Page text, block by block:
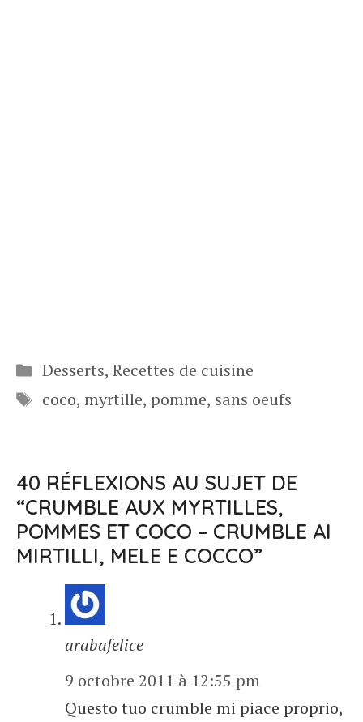
Catégories
Desserts, Recettes de cuisine
Étiquettes
coco, myrtille, pomme, sans oeufs
40 RÉFLEXIONS AU SUJET DE
“CRUMBLE AUX MYRTILLES,
POMMES ET COCO – CRUMBLE AI
MIRTILLI, MELE E COCCO”
arabafelice
9 octobre 2011 à 12:55 pm
Questo tuo crumble mi piace proprio,